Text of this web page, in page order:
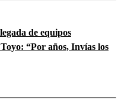
de equipos
“Por años, Invías los